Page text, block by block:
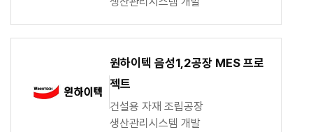
원하이텍 음성1,2공장 MES 프로
젝트
건설용 자재 조립공장
생산관리시스템 개발